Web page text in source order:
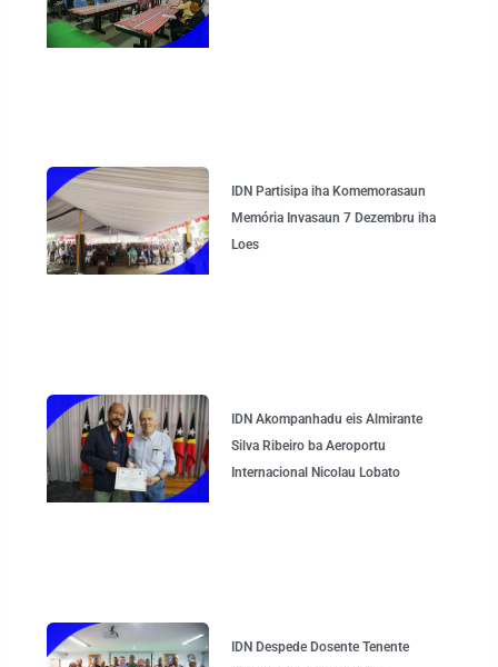
IDN Partisipa iha Komemorasaun
Memória Invasaun 7 Dezembru iha
Loes
IDN Akompanhadu eis Almirante
Silva Ribeiro ba Aeroportu
Internacional Nicolau Lobato
IDN Despede Dosente Tenente